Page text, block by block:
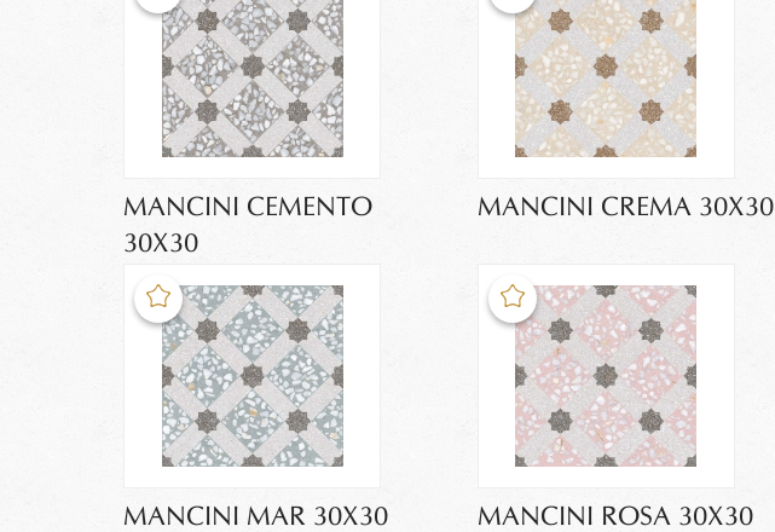
MANCINI CEMENTO
30X30
MANCINI CREMA 30X30
MANCINI MAR 30X30 MANCINI ROSA 30X30